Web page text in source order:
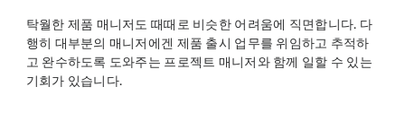
탁월한 제품 매니저도 때때로 비슷한 어려움에 직면합니다. 다
행히 대부분의 매니저에겐 제품 출시 업무를 위임하고 추적하
고 완수하도록 도와주는 프로젝트 매니저와 함께 일할 수 있는
기회가 있습니다.